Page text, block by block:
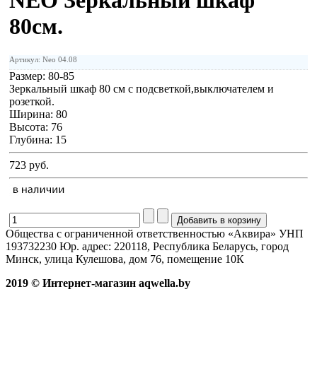
80см.
Артикул: Neo 04.08
Размер: 80-85
Зеркальный шкаф 80 см с подсветкой,выключателем и
розеткой.
Ширина: 80
Высота: 76
Глубина: 15
723 руб.
Общества с ограниченной ответственностью «Аквира» УНП
193732230 Юр. адрес: 220118, Республика Беларусь, город
Минск, улица Кулешова, дом 76, помещение 10К
2019 © Интернет-магазин aqwella.by